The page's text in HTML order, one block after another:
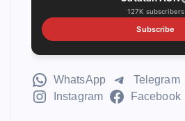
127K subscribers
Subscribe
WhatsApp Telegram
Instagram
Facebook